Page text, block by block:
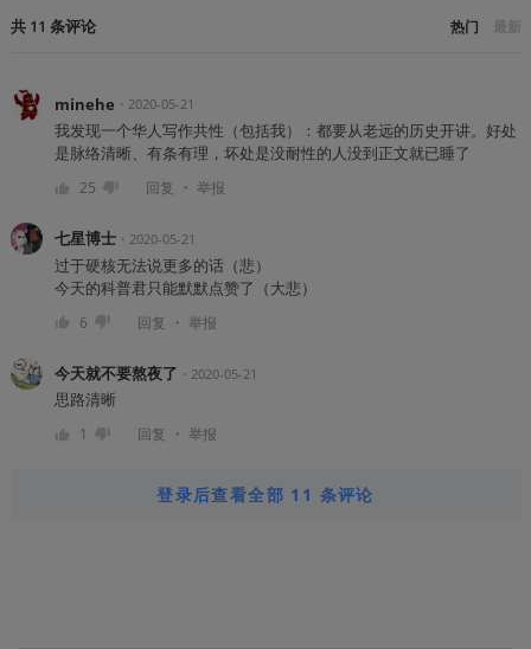
共 11 条评论 热门 最新
minehe ・ 2020-05-21
我发现一个华人写作共性（包括我）：都要从老远的历史开讲。好处
是脉络清晰、有条有理，坏处是没耐性的人没到正文就已睡了
25 回复 ・ 举报
七星博士・ 2020-05-21
过于硬核无法说更多的话（悲）
今天的科普君只能默默点赞了（大悲）
6 回复 ・ 举报
今天就不要熬夜了 ・ 2020-05-21
思路清晰
1 回复 ・ 举报
登录后查看全部 11 条评论